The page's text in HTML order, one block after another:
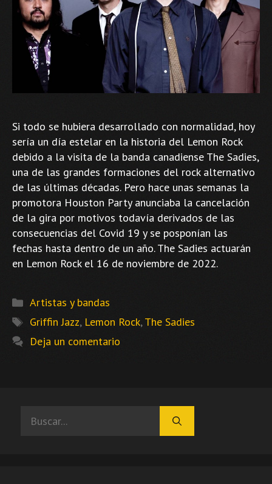
Si todo se hubiera desarrollado con normalidad, hoy
sería un día estelar en la historia del Lemon Rock
debido a la visita de la banda canadiense The Sadies,
una de las grandes formaciones del rock alternativo
de las últimas décadas. Pero hace unas semanas la
promotora Houston Party anunciaba la cancelación
de la gira por motivos todavía derivados de las
consecuencias del Covid 19 y se posponían las
fechas hasta dentro de un año. The Sadies actuarán
en Lemon Rock el 16 de noviembre de 2022.
Categorías
Artistas y bandas
Etiquetas
Griffin Jazz, Lemon Rock,The Sadies
Deja un comentario